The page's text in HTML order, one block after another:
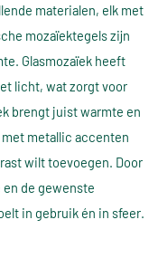
materialen, elk met
mozaïektegels zijn
Glasmozaïek heeft
licht, wat zorgt voor
brengt juist warmte en
metallic accenten
wilt toevoegen. Door
de gewenste
in gebruik én in sfeer.